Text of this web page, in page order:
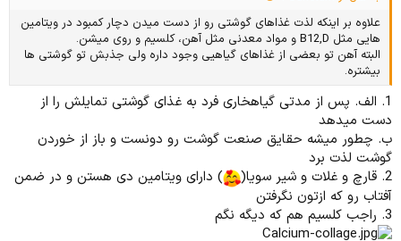
علاوه بر اینکه لذت غذاهای گوشتی رو از دست میدن دچار کمبود در ویتامین
هایی مثل B12,D و مواد معدنی مثل آهن، کلسیم و روی میشن.
البته آهن تو بعضی از غذاهای گیاهیی وجود داره ولی جذبش تو گوشتی ها
بیشتره.
1. الف. پس از مدتی گیاهخاری فرد به غذای گوشتی تمایلش را از
دست میدهد
ب. چطور میشه حقایق صنعت گوشت رو دونست و باز از خوردن
گوشت لذت برد
2. قارچ و غلات و شیر سویا(
) دارای ویتامین دی هستن و در ضمن
آفتاب رو که ازتون نگرفتن
3. راجب کلسیم هم که دیگه نگم